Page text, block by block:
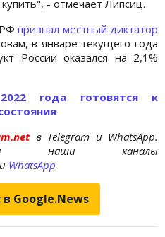
- отмечает Липсиц.
признал местный диктатор
в январе текущего года
России оказался на 2,1%
года готовятся к
в Telegram и WhatsApp.
на наши каналы
WhatsApp
Google.News